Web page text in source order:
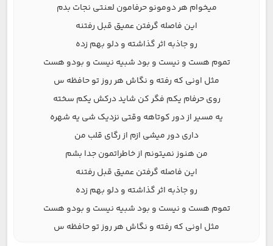
میخوام هر دومونو حرفامون لعنتی نجات بدم
این فاصله گرفتن عمیق قبل رفتنه
رو جاذبه اثر گذاشته و دلو بهم زده
تموم هست و نیست و بود شبیه نیست و بودو هست
مثل اونی که رفته و نگاش هر روز تو حافظه س
روی حرفام یکم فگر کن شاید درکش یکم سخته
یه مسیر از دور کوتاهه وقتی نزدیک شی یه شهره
داری دور میشی ازم از رگای قلب من
من هنوز نمیتونم از خاطراتمون جدا بشم
این فاصله گرفتن عمیق قبل رفتنه
رو جاذبه اثر گذاشته و دلو بهم زده
تموم هست و نیست و بود شبیه نیست و بودو هست
مثل اونی که رفته و نگاش هر روز تو حافظه س